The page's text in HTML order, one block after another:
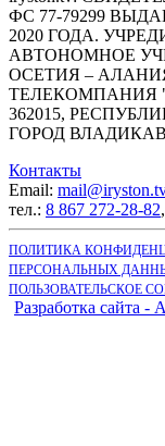
ФС 77-79299
2020 ГОДА.
АВТОНОМНОЕ
ОСЕТИЯ –
ТЕЛЕКОМПАНИЯ
362015,
ГОРОД
Контакты
Email:
тел.: 8 867 272-28-82,
ПОЛИТИКА
ПЕРСОНАЛЬНЫХ
ПОЛЬЗОВАТЕЛЬСКОЕ
Разработка сайта -